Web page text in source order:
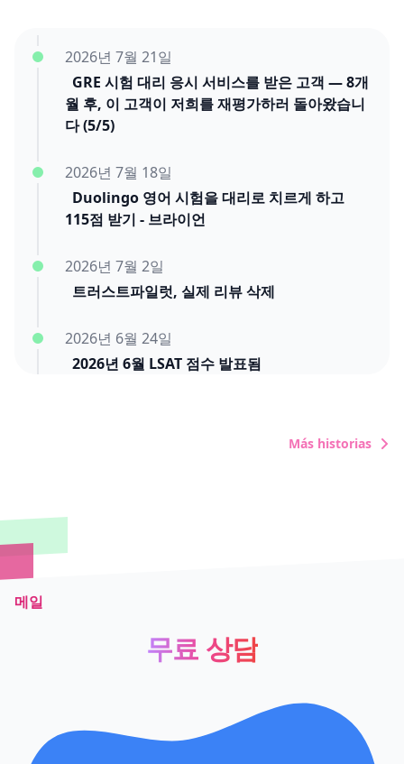
GRE 시험 대리 응시 서비스를 받은 고객 — 8개
월 후, 이 고객이 저희를 재평가하러 돌아왔습니
다 (5/5)
2026년 7월 21일
Duolingo 영어 시험을 대리로 치르게 하고
115점 받기 - 브라이언
2026년 7월 18일
트러스트파일럿, 실제 리뷰 삭제
2026년 7월 2일
2026년 6월 LSAT 점수 발표됨
2026년 6월 24일
Más historias
메일
무료 상담